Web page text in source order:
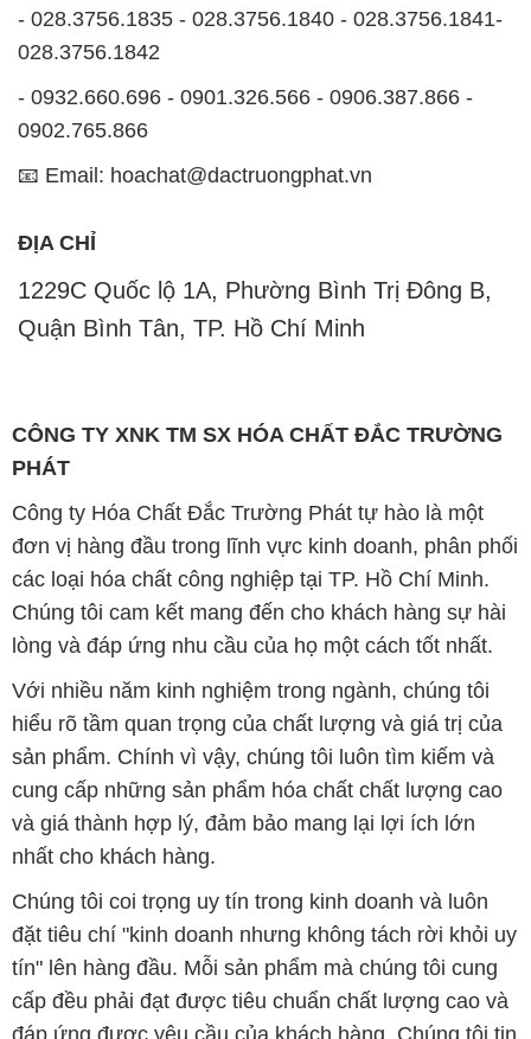
- 028.3756.1835 - 028.3756.1840 - 028.3756.1841-
028.3756.1842
- 0932.660.696 - 0901.326.566 - 0906.387.866 -
0902.765.866
📧 Email: hoachat@dactruongphat.vn
ĐỊA CHỈ
1229C Quốc lộ 1A, Phường Bình Trị Đông B,
Quận Bình Tân, TP. Hồ Chí Minh
CÔNG TY XNK TM SX HÓA CHẤT ĐẮC TRƯỜNG
PHÁT
Công ty Hóa Chất Đắc Trường Phát tự hào là một
đơn vị hàng đầu trong lĩnh vực kinh doanh, phân phối
các loại hóa chất công nghiệp tại TP. Hồ Chí Minh.
Chúng tôi cam kết mang đến cho khách hàng sự hài
lòng và đáp ứng nhu cầu của họ một cách tốt nhất.
Với nhiều năm kinh nghiệm trong ngành, chúng tôi
hiểu rõ tầm quan trọng của chất lượng và giá trị của
sản phẩm. Chính vì vậy, chúng tôi luôn tìm kiếm và
cung cấp những sản phẩm hóa chất chất lượng cao
và giá thành hợp lý, đảm bảo mang lại lợi ích lớn
nhất cho khách hàng.
Chúng tôi coi trọng uy tín trong kinh doanh và luôn
đặt tiêu chí "kinh doanh nhưng không tách rời khỏi uy
tín" lên hàng đầu. Mỗi sản phẩm mà chúng tôi cung
cấp đều phải đạt được tiêu chuẩn chất lượng cao và